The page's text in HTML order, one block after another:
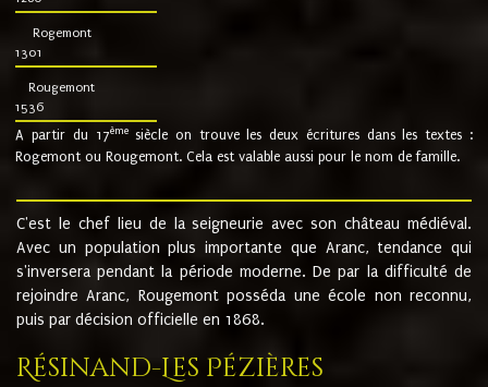
Rogemont
1301
Rougemont
1536
A partir du 17ème siècle on trouve les deux écritures dans les textes :
Rogemont ou Rougemont. Cela est valable aussi pour le nom de famille.
C'est le chef lieu de la seigneurie avec son château médiéval.
Avec un population plus importante que Aranc, tendance qui
s'inversera pendant la période moderne. De par la difficulté de
rejoindre Aranc, Rougemont posséda une école non reconnu,
puis par décision officielle en 1868.
Résinand-Les Pézières